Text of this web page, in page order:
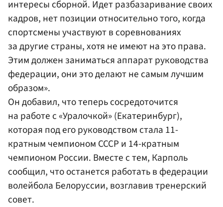
интересы сборной. Идет разбазаривание своих
кадров, нет позиции относительно того, когда
спортсмены участвуют в соревнованиях
за другие страны, хотя не имеют на это права.
Этим должен заниматься аппарат руководства
федерации, они это делают не самым лучшим
образом».
Он добавил, что теперь сосредоточится
на работе с «Уралочкой» (Екатеринбург),
которая под его руководством стала 11-
кратным чемпионом СССР и 14-кратным
чемпионом России. Вместе с тем, Карполь
сообщил, что останется работать в федерации
волейбола Белоруссии, возглавив тренерский
совет.